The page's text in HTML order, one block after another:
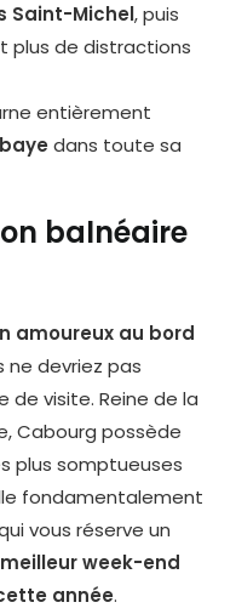
Saint-Michel, puis
plus de distractions
entièrement
dans toute sa
balnéaire
amoureux au bord
ne devriez pas
visite. Reine de la
Cabourg possède
plus somptueuses
fondamentalement
vous réserve un
week-end
année.